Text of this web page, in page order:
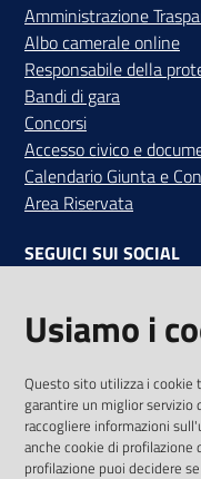
Amministrazione
Albo camerale online
Responsabile della
Bandi di gara
Concorsi
Accesso civico e
Calendario Giunta e
Area Riservata
SEGUICI SUI SOCIAL
Ricevi tutti gli
adempimenti normativi
Usiamo i
Questo sito utilizza i cookie
garantire un miglior servizio
raccogliere informazioni
anche cookie di
profilazione puoi decidere